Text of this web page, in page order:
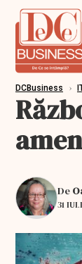
DCBusiness ›
De
31